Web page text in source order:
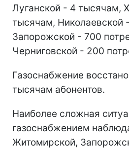
Луганской - 4 тысячам,
тысячам, Николаевской
Запорожской - 700
Черниговской - 200
Газоснабжение
тысячам абонентов.
Наиболее сложная
газоснабжением
Житомирской,